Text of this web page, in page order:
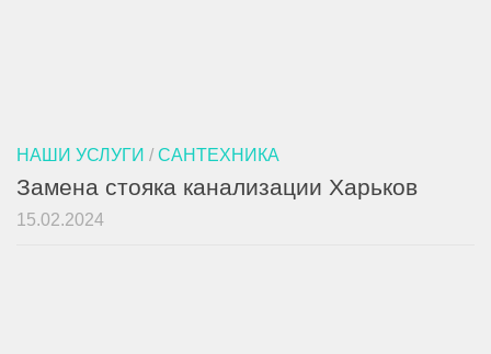
НАШИ УСЛУГИ / САНТЕХНИКА
Замена стояка канализации Харьков
15.02.2024